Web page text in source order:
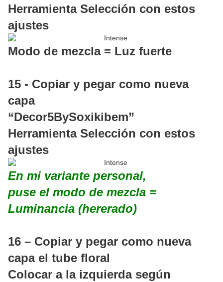
Herramienta Selección con estos
ajustes
Modo de mezcla = Luz fuerte
15 - Copiar y pegar como nueva
capa
“Decor5BySoxikibem”
Herramienta Selección con estos
ajustes
En mi variante personal,
puse el modo de mezcla =
Luminancia (hererado)
16 – Copiar y pegar como nueva
capa el tube floral
Colocar a la izquierda según